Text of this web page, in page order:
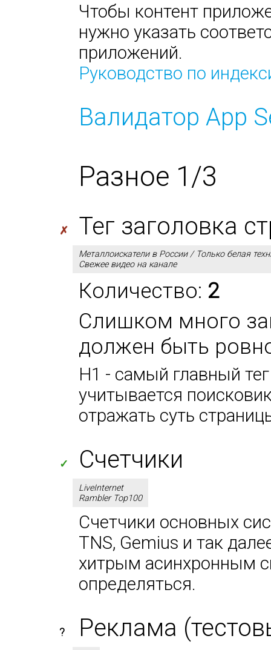
Чтобы контент
нужно указать
приложений.
Руководство по
Валидатор App
Разное 1/3
✗ Тег заголовка
Металлоискатели в России / Только белая
Свежее видео на канале
Количество: 2
Слишком много
должен быть
H1 - самый главный
учитывается
отражать суть
✓ Счетчики
LiveInternet
Rambler Top100
Счетчики основных
TNS, Gemius и так
хитрым асинхронным
определяться.
? Реклама